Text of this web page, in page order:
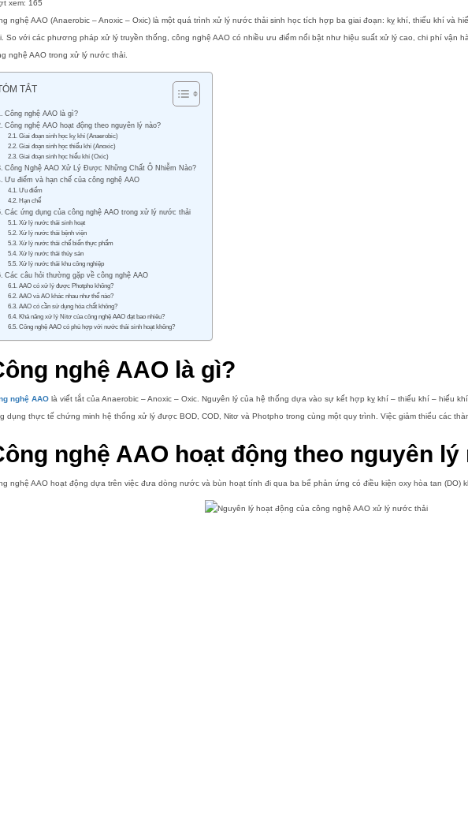
xem: 165
nghệ AAO (Anaerobic – Anoxic – Oxic) là một quá trình xử lý nước thải sinh học tích hợp ba giai đoạn: kỵ khí, thiếu khí
So với các phương pháp xử lý truyền thống, công nghệ AAO có nhiều ưu điểm nổi bật như hiệu suất xử lý cao, chi phí vận
nghệ AAO trong xử lý nước thải.
TẮT
Công nghệ AAO là gì?
Công nghệ AAO hoạt động theo nguyên lý nào?
Giai đoạn sinh học kỵ khí (Anaerobic)
Giai đoạn sinh học thiếu khí (Anoxic)
Giai đoạn sinh học hiếu khí (Oxic)
Công Nghệ AAO Xử Lý Được Những Chất Ô Nhiễm Nào?
Ưu điểm và hạn chế của công nghệ AAO
Ưu điểm
Hạn chế
Các ứng dụng của công nghệ AAO trong xử lý nước thải
Xử lý nước thải sinh hoạt
Xử lý nước thải bệnh viện
Xử lý nước thải chế biến thực phẩm
Xử lý nước thải thủy sản
Xử lý nước thải khu công nghiệp
Các câu hỏi thường gặp về công nghệ AAO
AAO có xử lý được Photpho không?
AAO và AO khác nhau như thế nào?
AAO có cần sử dụng hóa chất không?
Khả năng xử lý Nitơ của công nghệ AAO đạt bao nhiêu?
Công nghệ AAO có phù hợp với nước thải sinh hoạt không?
nghệ AAO là gì?
nghệ AAO là viết tắt của Anaerobic – Anoxic – Oxic. Nguyên lý của hệ thống dựa vào sự kết hợp kỵ khí – thiếu khí – hiếu
dụng thực tế chứng minh hệ thống xử lý được BOD, COD, Nitơ và Photpho trong cùng một quy trình. Việc giảm thiểu các
nghệ AAO hoạt động theo nguyên lý
nghệ AAO hoạt động dựa trên việc đưa dòng nước và bùn hoạt tính đi qua ba bể phản ứng có điều kiện oxy hòa tan (DO)